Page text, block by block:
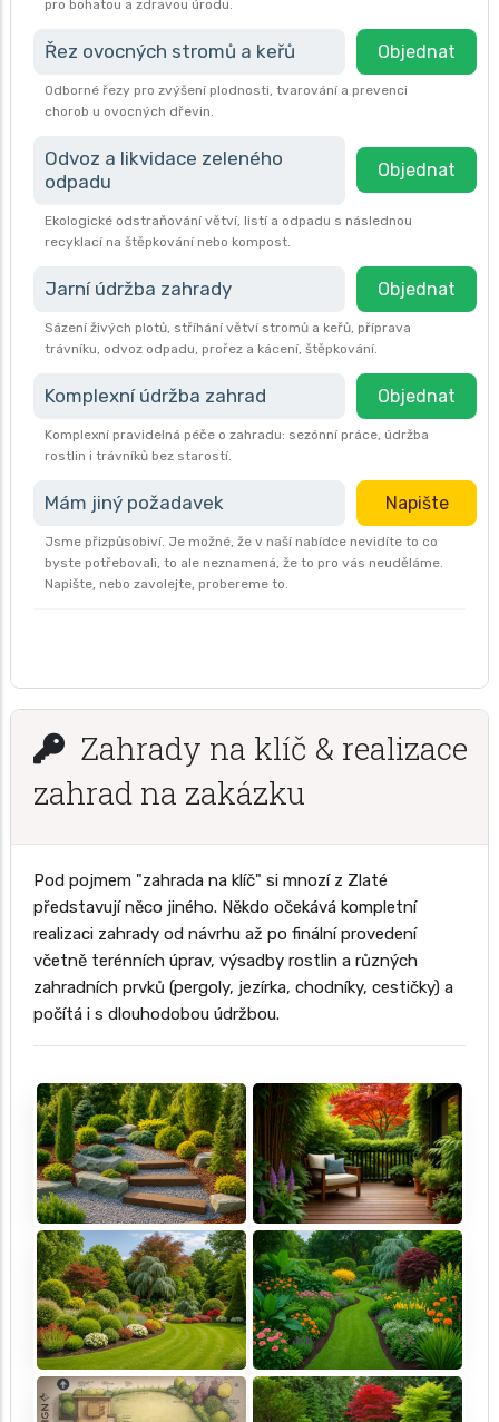
pro bohatou a zdravou úrodu.
Řez ovocných stromů a keřů Objednat
Odborné řezy pro zvýšení plodnosti, tvarování a prevenci
chorob u ovocných dřevin.
Odvoz a likvidace zeleného
odpadu
Objednat
Ekologické odstraňování větví, listí a odpadu s následnou
recyklací na štěpkování nebo kompost.
Jarní údržba zahrady Objednat
Sázení živých plotů, stříhání větví stromů a keřů, příprava
trávníku, odvoz odpadu, prořez a kácení, štěpkování.
Komplexní údržba zahrad Objednat
Komplexní pravidelná péče o zahradu: sezónní práce, údržba
rostlin i trávníků bez starostí.
Mám jiný požadavek Napište
Jsme přizpůsobiví. Je možné, že v naší nabídce nevidíte to co
byste potřebovali, to ale neznamená, že to pro vás neuděláme.
Napište, nebo zavolejte, probereme to.
Zahrady na klíč & realizace
zahrad na zakázku
Pod pojmem "zahrada na klíč" si mnozí z Zlaté
představují něco jiného. Někdo očekává kompletní
realizaci zahrady od návrhu až po finální provedení
včetně terénních úprav, výsadby rostlin a různých
zahradních prvků (pergoly, jezírka, chodníky, cestičky) a
počítá i s dlouhodobou údržbou.